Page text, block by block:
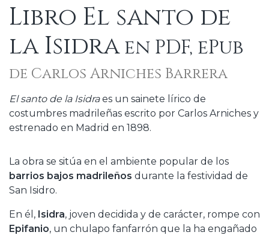
Libro El santo de
la Isidraen PDF, ePub
de Carlos Arniches Barrera
El santo de la Isidraes un sainete lírico de
costumbres madrileñas escrito por Carlos Arniches y
estrenado en Madrid en 1898.
La obra se sitúa en el ambiente popular de los
barrios bajos madrileños durante la festividad de
San Isidro.
En él, Isidra, joven decidida y de carácter, rompe con
Epifanio, un chulapo fanfarrón que la ha engañado